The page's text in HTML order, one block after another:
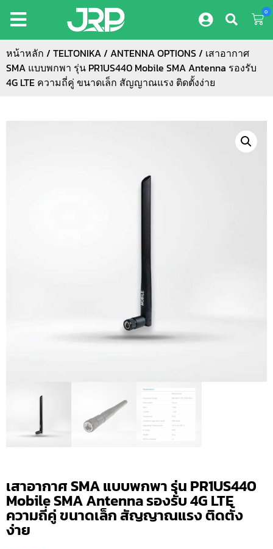
0
หน้าหลัก / TELTONIKA/ ANTENNA OPTIONS/ เสาอากาศ
SMA แบบพกพา รุ่น PR1US440 Mobile SMA Antenna รองรับ
4G LTE ความถี่คู่ ขนาดเล็ก สัญญาณแรง ติดตั้งง่าย
เสาอากาศ SMA แบบพกพา รุ่น PR1US440
Mobile SMA Antenna รองรับ 4G LTE
ความถี่คู่ ขนาดเล็ก สัญญาณแรง ติดตั้ง
ง่าย